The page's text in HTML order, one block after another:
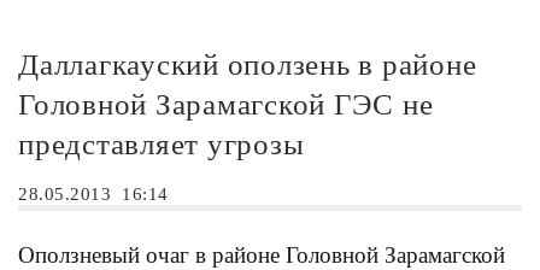
Даллагкауский оползень в районе
Головной Зарамагской ГЭС не
представляет угрозы
28.05.2013 16:14
Оползневый очаг в районе Головной Зарамагской